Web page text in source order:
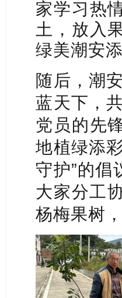
家学习热
土，放入
绿美潮安
随后，潮
蓝天下，
党员的先
地植绿添
守护”的倡
大家分工
杨梅果树